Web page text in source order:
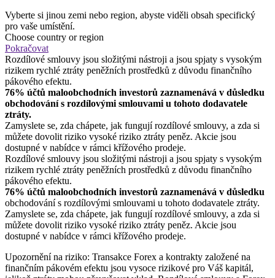
Vyberte si jinou zemi nebo region, abyste viděli obsah specifický
pro vaše umístění.
Choose country or region
Pokračovat
Rozdílové smlouvy jsou složitými nástroji a jsou spjaty s vysokým
rizikem rychlé ztráty peněžních prostředků z důvodu finančního
pákového efektu.
76% účtů maloobchodních investorů zaznamenává v důsledku
obchodování s rozdílovými smlouvami u tohoto dodavatele
ztráty.
Zamyslete se, zda chápete, jak fungují rozdílové smlouvy, a zda si
můžete dovolit riziko vysoké riziko ztráty peněz. Akcie jsou
dostupné v nabídce v rámci křížového prodeje.
Rozdílové smlouvy jsou složitými nástroji a jsou spjaty s vysokým
rizikem rychlé ztráty peněžních prostředků z důvodu finančního
pákového efektu.
76% účtů maloobchodních investorů zaznamenává v důsledku
obchodování s rozdílovými smlouvami u tohoto dodavatele ztráty.
Zamyslete se, zda chápete, jak fungují rozdílové smlouvy, a zda si
můžete dovolit riziko vysoké riziko ztráty peněz. Akcie jsou
dostupné v nabídce v rámci křížového prodeje.
Upozornění na riziko: Transakce Forex a kontrakty založené na
finančním pákovém efektu jsou vysoce rizikové pro Váš kapitál,